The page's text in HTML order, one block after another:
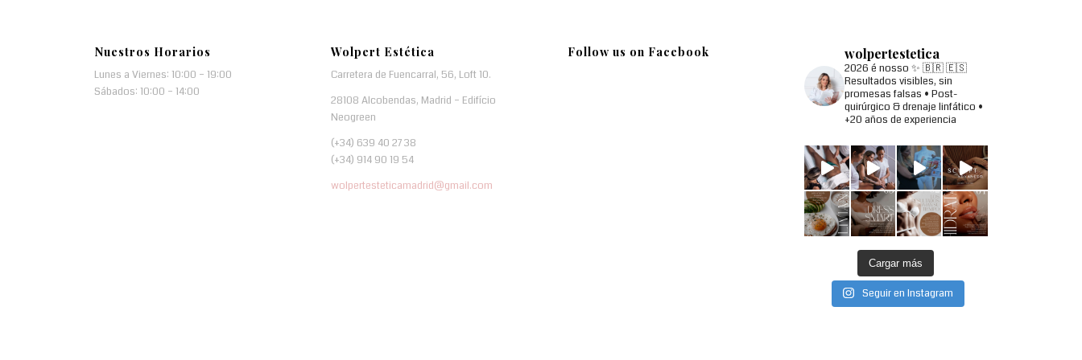
Nuestros Horarios
Lunes a Viernes: 10:00 – 19:00
Sábados: 10:00 – 14:00
Wolpert Estética
Carretera de Fuencarral, 56, Loft 10.
28108 Alcobendas, Madrid – Edifício
Neogreen
(+34) 639 40 27 38
(+34) 914 90 19 54
wolpertesteticamadrid@gmail.com
Follow us on Facebook wolpertestetica
2026 é nosso ✨ 🇧🇷 🇪🇸
Resultados visibles, sin
promesas falsas • Post-
quirúrgico & drenaje linfático •
+20 años de experiencia
Cargar más
Seguir en Instagram